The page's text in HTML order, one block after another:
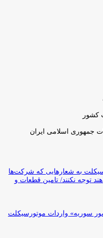
کشور
جمهوری اسلامی ایران
به شعارهایی که شرکت‌ها
توجه نکنند/ تامین قطعات و
سوریه» واردات موتورسیکلت